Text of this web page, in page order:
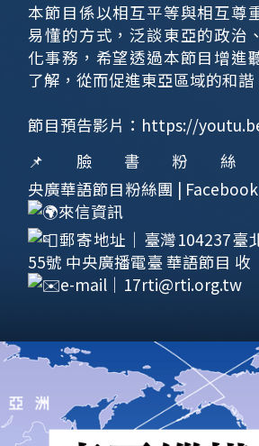
本節目係以相互平等與相互尊
易懂的方式，泛談東亞的政治
化事務，希望透過本節目增進
了解，從而促進東亞區域的和諧
節目預告影片： https://
📌臉書粉絲
央廣華語節目粉絲團 | Facebook
來信資訊
郵寄地址｜臺灣104237臺
55號 中央廣播電臺 華語節目 收
e-mail｜ 17rti@rti.org.tw